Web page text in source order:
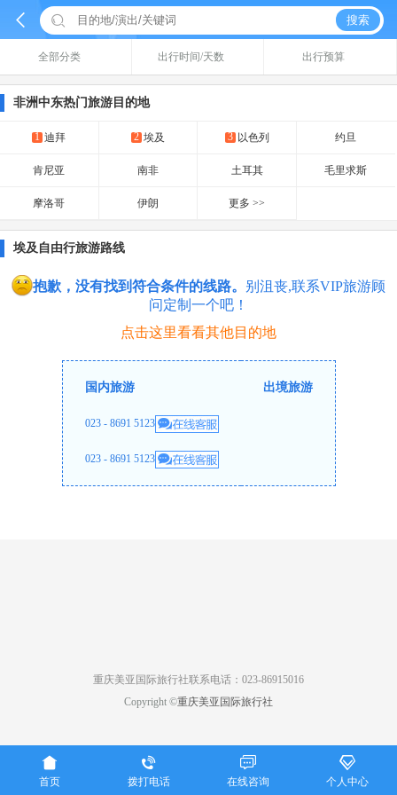
  搜索
全部分类 出行时间/天数 出行预算
非洲中东热门旅游目的地
1 迪拜 2 埃及 3 以色列 约旦
肯尼亚 南非 土耳其 毛里求斯
摩洛哥 伊朗 更多 >>
埃及自由行旅游路线
抱歉，没有找到符合条件的线路。 别沮丧,联系VIP旅游顾
问定制一个吧！
点击这里看看其他目的地
国内旅游
023 - 8691 5123
023 - 8691 5123
出境旅游
重庆美亚国际旅行社联系电话：023-86915016
Copyright ©重庆美亚国际旅行社

首页

拨打电话

在线咨询

个人中心